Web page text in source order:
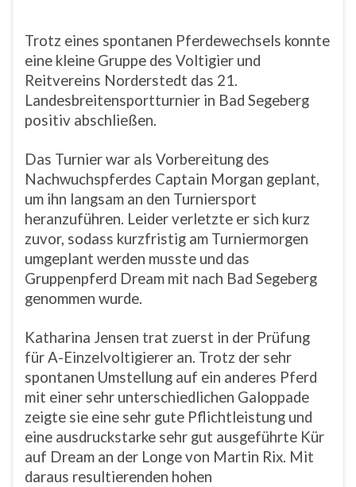
Trotz eines spontanen Pferdewechsels konnte
eine kleine Gruppe des Voltigier und
Reitvereins Norderstedt das 21.
Landesbreitensportturnier in Bad Segeberg
positiv abschließen.
Das Turnier war als Vorbereitung des
Nachwuchspferdes Captain Morgan geplant,
um ihn langsam an den Turniersport
heranzuführen. Leider verletzte er sich kurz
zuvor, sodass kurzfristig am Turniermorgen
umgeplant werden musste und das
Gruppenpferd Dream mit nach Bad Segeberg
genommen wurde.
Katharina Jensen trat zuerst in der Prüfung
für A-Einzelvoltigierer an. Trotz der sehr
spontanen Umstellung auf ein anderes Pferd
mit einer sehr unterschiedlichen Galoppade
zeigte sie eine sehr gute Pflichtleistung und
eine ausdruckstarke sehr gut ausgeführte Kür
auf Dream an der Longe von Martin Rix. Mit
daraus resultierenden hohen